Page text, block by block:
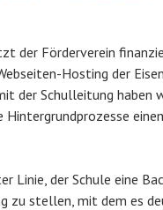
der Förderverein
Hosting der
der Schulleitung haben
Hintergrundprozesse
Linie, der Schule eine
zu stellen, mit dem es